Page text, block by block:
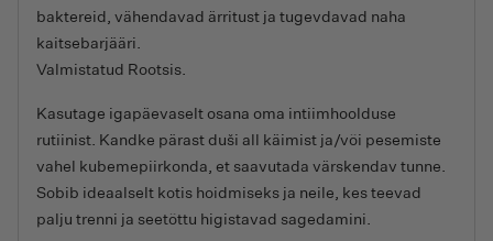
baktereid, vähendavad ärritust ja tugevdavad naha
kaitsebarjääri.
Valmistatud Rootsis.
Kasutage igapäevaselt osana oma intiimhoolduse
rutiinist. Kandke pärast duši all käimist ja/või pesemiste
vahel kubemepiirkonda, et saavutada värskendav tunne.
Sobib ideaalselt kotis hoidmiseks ja neile, kes teevad
palju trenni ja seetõttu higistavad sagedamini.